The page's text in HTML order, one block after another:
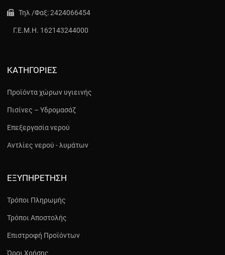
Τηλ /Φαξ:2424066454
Γ.Ε.Μ.Η. 162143244000
ΚΑΤΗΓΟΡΊΕΣ
Προϊόντα χώρων υγιεινής
Πισίνες – Υδρομασάζ
Επεξεργασία νερού
Αντλίες νερού - λυμάτων
ΕΞΥΠΗΡΈΤΗΣΗ
Τρόποι Πληρωμής
Τρόποι Αποστολής
Επιστροφή Προϊόντων
Όροι Χρήσης